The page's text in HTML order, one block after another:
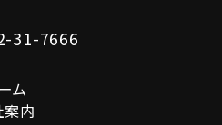
31-7666
ム
内